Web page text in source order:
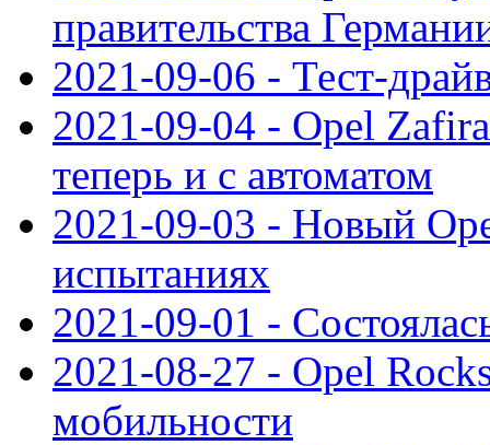
правительства
2021-09-06 - Тест-
2021-09-04 - Opel
теперь и с автоматом
2021-09-03 - Новый
испытаниях
2021-09-01 -
2021-08-27 - Opel
мобильности